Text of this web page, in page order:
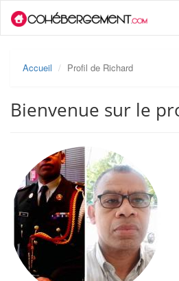
Accueil Profil de Richard
Bienvenue sur le